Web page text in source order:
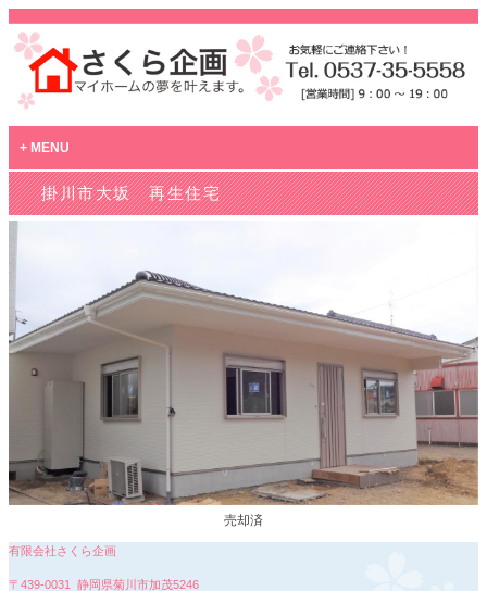
MENU
掛川市大坂 再生住宅
売却済
有限会社さくら企画
〒439-0031 静岡県菊川市加茂5246